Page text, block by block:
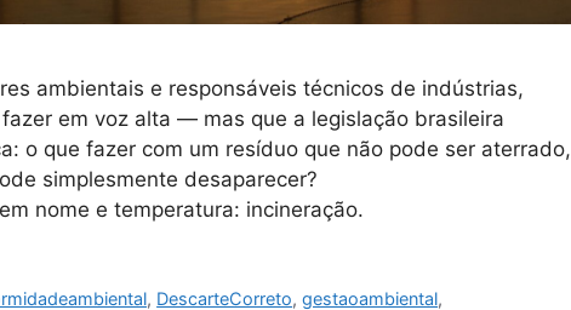
ambientais e responsáveis técnicos de indústrias,
em voz alta — mas que a legislação brasileira
o que fazer com um resíduo que não pode ser aterrado,
simplesmente desaparecer?
nome e temperatura: incineração.
, DescarteCorreto,gestaoambiental,